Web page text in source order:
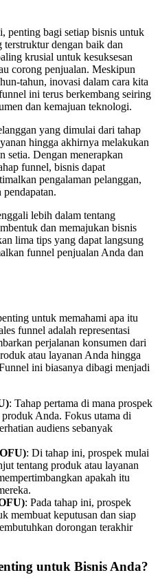
penting bagi setiap bisnis untuk
dengan baik dan
krusial untuk kesuksesan
corong penjualan. Meskipun
tahun, inovasi dalam cara kita
ini terus berkembang seiring
dan kemajuan teknologi.
yang dimulai dari tahap
hingga akhirnya melakukan
setia. Dengan menerapkan
funnel, bisnis dapat
pengalaman pelanggan,
lebih dalam tentang
dan memajukan bisnis
lima tips yang dapat langsung
funnel penjualan Anda dan
untuk memahami apa itu
funnel adalah representasi
perjalanan konsumen dari
atau layanan Anda hingga
ini biasanya dibagi menjadi
: Tahap pertama di mana prospek
Anda. Fokus utama di
audiens sebanyak
: Di tahap ini, prospek mulai
tentang produk atau layanan
apakah itu
: Pada tahap ini, prospek
membuat keputusan dan siap
dorongan terakhir
untuk Bisnis Anda?